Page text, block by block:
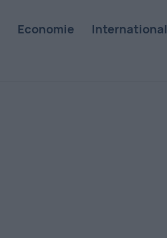
Economie International